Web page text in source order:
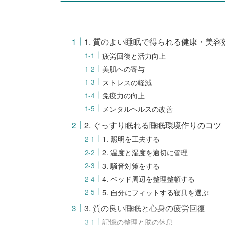
1. 質のよい睡眠で得られる健康・美容
疲労回復と活力向上
美肌への寄与
ストレスの軽減
免疫力の向上
メンタルヘルスの改善
2. ぐっすり眠れる睡眠環境作りのコツ
1. 照明を工夫する
2. 温度と湿度を適切に管理
3. 騒音対策をする
4. ベッド周辺を整理整頓する
5. 自分にフィットする寝具を選ぶ
3. 質の良い睡眠と心身の疲労回復
記憶の整理と脳の休息